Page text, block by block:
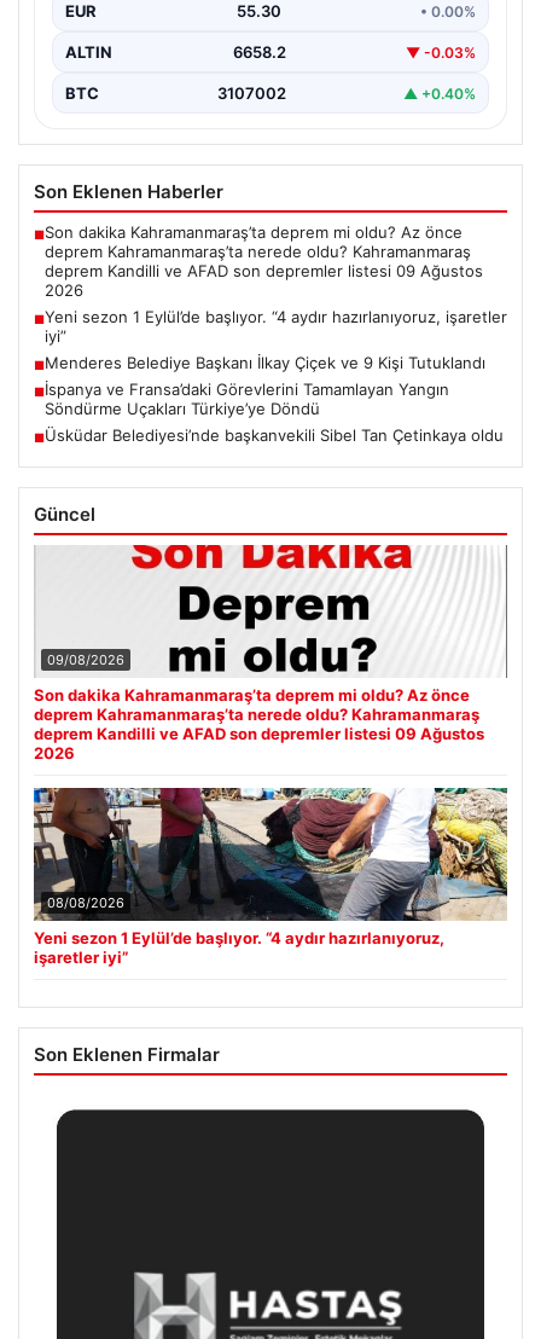
EUR 55.30 • 0.00%
ALTIN 6658.2 ▼ -0.03%
BTC 3107002 ▲ +0.40%
Son Eklenen Haberler
■Son dakika Kahramanmaraş’ta deprem mi oldu? Az önce
deprem Kahramanmaraş’ta nerede oldu? Kahramanmaraş
deprem Kandilli ve AFAD son depremler listesi 09 Ağustos
2026
■Yeni sezon 1 Eylül’de başlıyor. “4 aydır hazırlanıyoruz, işaretler
iyi”
■Menderes Belediye Başkanı İlkay Çiçek ve 9 Kişi Tutuklandı
■İspanya ve Fransa’daki Görevlerini Tamamlayan Yangın
Söndürme Uçakları Türkiye’ye Döndü
■Üsküdar Belediyesi’nde başkanvekili Sibel Tan Çetinkaya oldu
Güncel
09/08/2026
Son dakika Kahramanmaraş’ta deprem mi oldu? Az önce
deprem Kahramanmaraş’ta nerede oldu? Kahramanmaraş
deprem Kandilli ve AFAD son depremler listesi 09 Ağustos
2026
08/08/2026
Yeni sezon 1 Eylül’de başlıyor. “4 aydır hazırlanıyoruz,
işaretler iyi”
Son Eklenen Firmalar